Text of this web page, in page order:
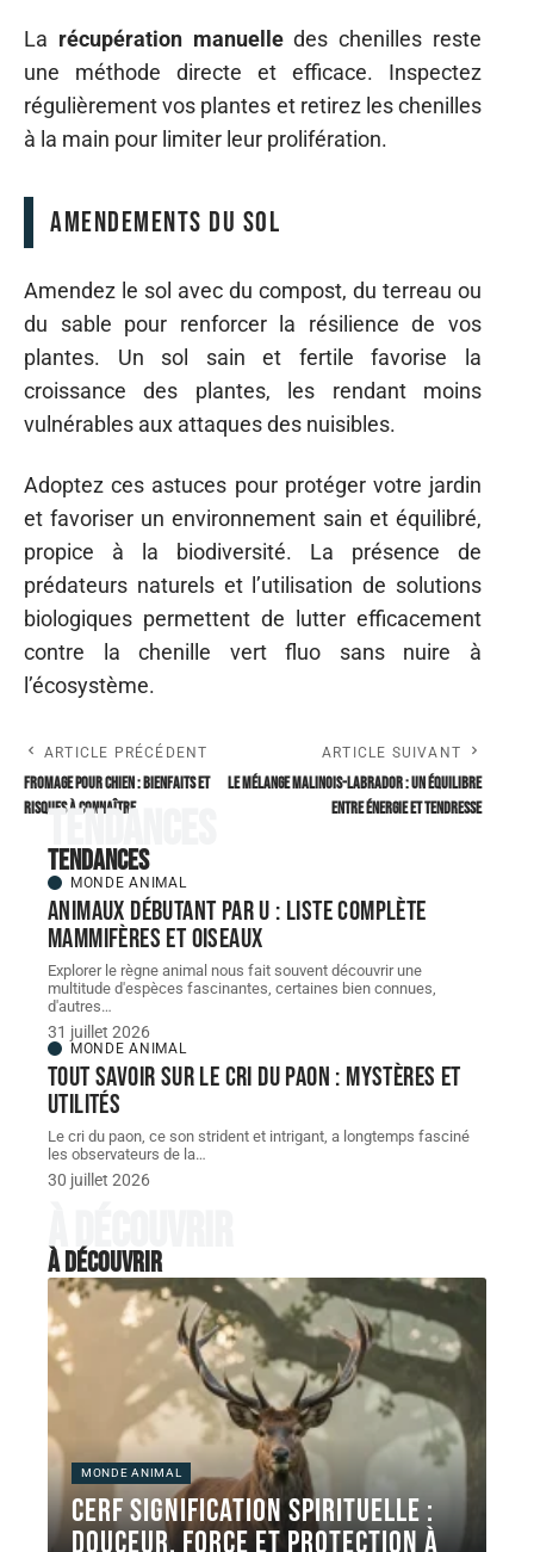
La récupération manuelledes chenilles reste
une méthode directe et efficace. Inspectez
régulièrement vos plantes et retirez les chenilles
à la main pour limiter leur prolifération.
Amendements du sol
Amendez le sol avec du compost, du terreau ou
du sable pour renforcer la résilience de vos
plantes. Un sol sain et fertile favorise la
croissance des plantes, les rendant moins
vulnérables aux attaques des nuisibles.
Adoptez ces astuces pour protéger votre jardin
et favoriser un environnement sain et équilibré,
propice à la biodiversité. La présence de
prédateurs naturels et l’utilisation de solutions
biologiques permettent de lutter efficacement
contre la chenille vert fluo sans nuire à
l’écosystème.
ARTICLE PRÉCÉDENT
Fromage pour chien : bienfaits et
risques à connaître
ARTICLE SUIVANT
Le mélange Malinois-Labrador : un équilibre
entre énergie et tendresse
Tendances
Tendances
MONDE ANIMAL
Animaux débutant par U : liste complète
mammifères et oiseaux
Explorer le règne animal nous fait souvent découvrir une
multitude d'espèces fascinantes, certaines bien connues,
d'autres…
31 juillet 2026
MONDE ANIMAL
Tout savoir sur le cri du paon : mystères et
utilités
Le cri du paon, ce son strident et intrigant, a longtemps fasciné
les observateurs de la…
30 juillet 2026
À découvrir
À découvrir
MONDE ANIMAL
Cerf signification spirituelle :
douceur, force et protection à